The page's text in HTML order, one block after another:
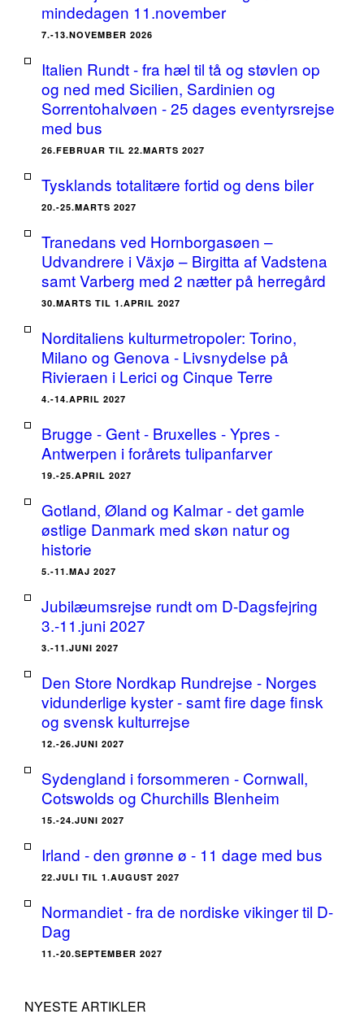
mindedagen 11.november
7.-13.NOVEMBER 2026
Italien Rundt - fra hæl til tå og støvlen op
og ned med Sicilien, Sardinien og
Sorrentohalvøen - 25 dages eventyrsrejse
med bus
26.FEBRUAR TIL 22.MARTS 2027
Tysklands totalitære fortid og dens biler
20.-25.MARTS 2027
Tranedans ved Hornborgasøen –
Udvandrere i Växjø – Birgitta af Vadstena
samt Varberg med 2 nætter på herregård
30.MARTS TIL 1.APRIL 2027
Norditaliens kulturmetropoler: Torino,
Milano og Genova - Livsnydelse på
Rivieraen i Lerici og Cinque Terre
4.-14.APRIL 2027
Brugge - Gent - Bruxelles - Ypres -
Antwerpen i forårets tulipanfarver
19.-25.APRIL 2027
Gotland, Øland og Kalmar - det gamle
østlige Danmark med skøn natur og
historie
5.-11.MAJ 2027
Jubilæumsrejse rundt om D-Dagsfejring
3.-11.juni 2027
3.-11.JUNI 2027
Den Store Nordkap Rundrejse - Norges
vidunderlige kyster - samt fire dage finsk
og svensk kulturrejse
12.-26.JUNI 2027
Sydengland i forsommeren - Cornwall,
Cotswolds og Churchills Blenheim
15.-24.JUNI 2027
Irland - den grønne ø - 11 dage med bus
22.JULI TIL 1.AUGUST 2027
Normandiet - fra de nordiske vikinger til D-
Dag
11.-20.SEPTEMBER 2027
NYESTE ARTIKLER